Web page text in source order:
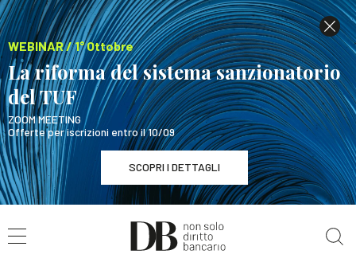
WEBINAR / 1° Ottobre
La riforma del sistema sanzionatorio
del TUF
ZOOM MEETING
Offerte per iscrizioni entro il 10/09
SCOPRI I DETTAGLI
WEBINAR / 1° Ottobre
La riforma del sistema sanzionatorio del TUF